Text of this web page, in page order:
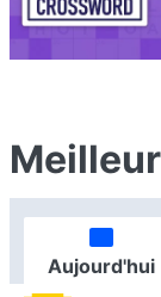
Aujourd'hui